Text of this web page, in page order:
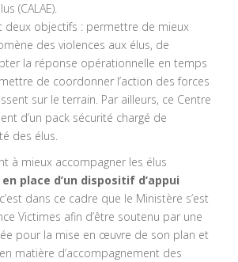
(CALAE).
deux objectifs : permettre de mieux
des violences aux élus, de
la réponse opérationnelle en temps
de coordonner l’action des forces
sur le terrain. Par ailleurs, ce Centre
d’un pack sécurité chargé de
des élus.
à mieux accompagner les élus
place d’un dispositif d’appui
dans ce cadre que le Ministère s’est
Victimes afin d’être soutenu par une
pour la mise en œuvre de son plan et
matière d’accompagnement des